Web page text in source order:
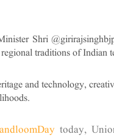
Shri
traditions of Indian
and technology,
today,